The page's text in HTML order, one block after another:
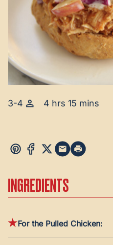
3-4 4 hrs 15 mins
INGREDIENTS
For the Pulled Chicken: